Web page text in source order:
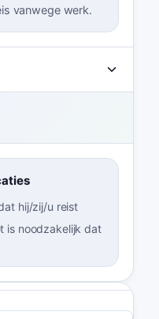
vanwege werk.
hij/zij/u reist
is noodzakelijk dat